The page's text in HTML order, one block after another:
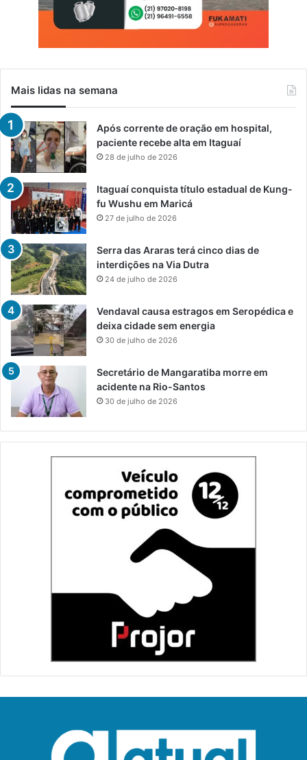
Mais lidas na semana
Após corrente de oração em hospital,
paciente recebe alta em Itaguaí
28 de julho de 2026
Itaguaí conquista título estadual de Kung-
fu Wushu em Maricá
27 de julho de 2026
Serra das Araras terá cinco dias de
interdições na Via Dutra
24 de julho de 2026
Vendaval causa estragos em Seropédica e
deixa cidade sem energia
30 de julho de 2026
Secretário de Mangaratiba morre em
acidente na Rio-Santos
30 de julho de 2026